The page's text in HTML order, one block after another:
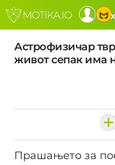
Астрофизичар
живот сепак има
Прашањето за